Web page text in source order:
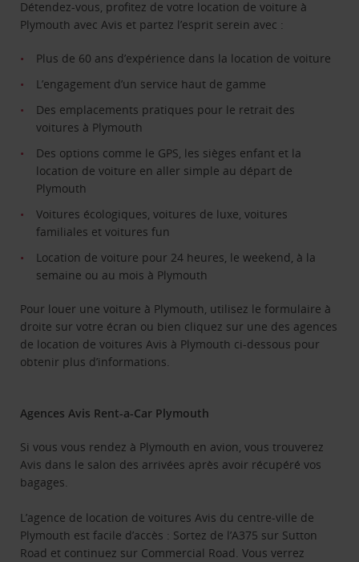
Détendez-vous, profitez de votre location de voiture à
Plymouth avec Avis et partez l’esprit serein avec :
Plus de 60 ans d’expérience dans la location de voiture
L’engagement d’un service haut de gamme
Des emplacements pratiques pour le retrait des
voitures à Plymouth
Des options comme le GPS, les sièges enfant et la
location de voiture en aller simple au départ de
Plymouth
Voitures écologiques, voitures de luxe, voitures
familiales et voitures fun
Location de voiture pour 24 heures, le weekend, à la
semaine ou au mois à Plymouth
Pour louer une voiture à Plymouth, utilisez le formulaire à
droite sur votre écran ou bien cliquez sur une des agences
de location de voitures Avis à Plymouth ci-dessous pour
obtenir plus d’informations.
Agences Avis Rent-a-Car Plymouth
Si vous vous rendez à Plymouth en avion, vous trouverez
Avis dans le salon des arrivées après avoir récupéré vos
bagages.
L’agence de location de voitures Avis du centre-ville de
Plymouth est facile d’accès : Sortez de l’A375 sur Sutton
Road et continuez sur Commercial Road. Vous verrez